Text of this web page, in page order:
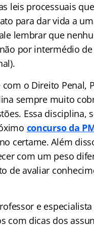
leis processuais
para dar vida a
lembrar que
por intermédio
com o Direito Penal,
sempre muito
Essa disciplina,
concurso da
certame. Além
com um peso
de avaliar
e
com dicas dos